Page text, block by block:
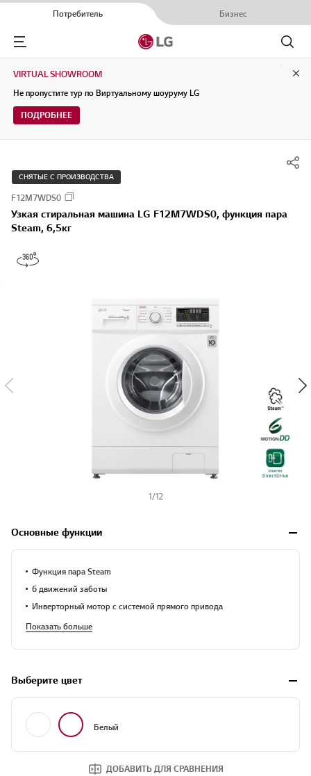
Потребитель Бизнес
Menu
Поиск
VIRTUAL SHOWROOM
Не пропустите тур по Виртуальному шоуруму LG
ПОДРОБНЕЕ
СНЯТЫЕ С ПРОИЗВОДСТВА
F12M7WDS0
Узкая стиральная машина LG F12M7WDS0, функция пара
Steam, 6,5кг
1/12
Основные функции
Функция пара Steam
6 движений заботы
Инверторный мотор с системой прямого привода
Показать больше
Выберите цвет
Белый Белый Белый
ДОБАВИТЬ ДЛЯ СРАВНЕНИЯ